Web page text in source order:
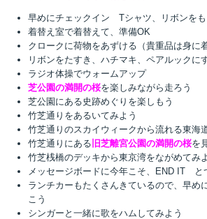
早めにチェックイン Tシャツ、リボンをも
着替え室で着替えて、準備OK
クロークに荷物をあずける（貴重品は身に
リボンをたすき、ハチマキ、ペアルックに
ラジオ体操でウォームアップ
芝公園の満開の桜を楽しみながら走ろう
芝公園にある史跡めぐりを楽しもう
竹芝通りをあるいてみよう
竹芝通りのスカイウィークから流れる東海
竹芝通りにある 旧芝離宮公園の満開の桜を
竹芝桟橋のデッキから東京湾をながめてみ
メッセージボードに今年こそ、END IT と
ランチカーもたくさんきているので、早め
こう
シンガーと一緒に歌をハムしてみよう